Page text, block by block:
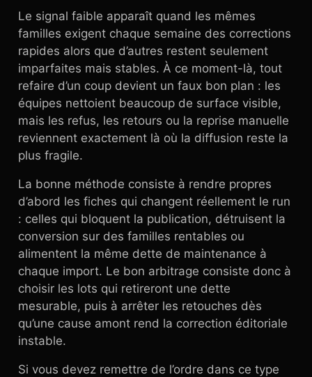
Le signal faible apparaît quand les mêmes
familles exigent chaque semaine des corrections
rapides alors que d’autres restent seulement
imparfaites mais stables. À ce moment-là, tout
refaire d’un coup devient un faux bon plan : les
équipes nettoient beaucoup de surface visible,
mais les refus, les retours ou la reprise manuelle
reviennent exactement là où la diffusion reste la
plus fragile.
La bonne méthode consiste à rendre propres
d’abord les fiches qui changent réellement le run
: celles qui bloquent la publication, détruisent la
conversion sur des familles rentables ou
alimentent la même dette de maintenance à
chaque import. Le bon arbitrage consiste donc à
choisir les lots qui retireront une dette
mesurable, puis à arrêter les retouches dès
qu’une cause amont rend la correction éditoriale
instable.
Si vous devez remettre de l’ordre dans ce type